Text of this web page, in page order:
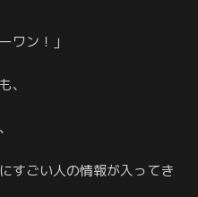
ワン！」
、
すごい人の情報が入ってき